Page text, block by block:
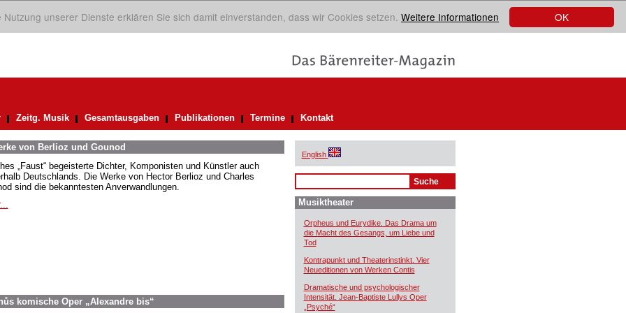
OK
unserer Dienste erklären Sie sich damit einverstanden, dass wir Cookies setzen. Weitere Informationen
Zeitg. Musik Gesamtausgaben Publikationen Termine Kontakt
von Berlioz und Gounod
„Faust“ begeisterte Dichter, Komponisten und Künstler auch
Deutschlands. Die Werke von Hector Berlioz und Charles
sind die bekanntesten Anverwandlungen.
komische Oper „Alexandre bis“
English
Musiktheater
Orpheus und Eurydike. Das Drama um
die Macht des Gesangs, um Liebe und
Tod
Kontrapunkt und Theaterinstinkt. Vier
Neueditionen von Werken Contis
Dramatische und psychologischer
Intensität. Jean-Baptiste Lullys Oper
„Psyché“